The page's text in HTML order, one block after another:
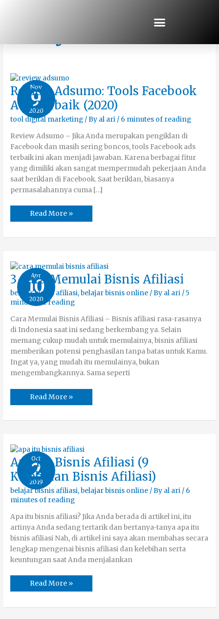
Nov
9
2020
Review Adsumo: Tools Facebook
Ads Terbaik (2020)
tool digital marketing / By al ari / 6 minutes of reading
Review Adsumo – Jika Anda merupakan pengiklan di
Facebook dan masih sering boncos, tools Facebook ads
terbaik ini akan menjadi jawaban. Karena berbagai fitur
yang dimiliki akan sangat mempermudah pekerjaan Anda
saat beriklan di Facebook. Saat beriklan, biasanya
permasalahannya cuma […]
Review
Adsumo:
Tools
Facebook
Ads
Terbaik
(2020)
Read More »
Apr
10
2020
3 Cara Memulai Bisnis Afiliasi
belajar bisnis afiliasi, belajar bisnis online/ By al ari/5
minutes of reading
Cara Memulai Bisnis Afiliasi – Bisnis afiliasi rasa-rasanya
di Indonesia saat ini sedang berkembang ya. Selain
memang cukup mudah untuk memulainya, bisnis afiliasi
memberikan potensi penghasilan tanpa batas untuk Kamu.
Ingat ya, yang mudah itu memulainya, bukan
mengembangkannya. Sama seperti
3
Cara
Memulai
Bisnis
Afiliasi
Read More »
Oct
2
2019
Apa Itu Bisnis Afiliasi (9
Kelebihan Bisnis Afiliasi)
belajar bisnis afiliasi,belajar bisnis online / By al ari / 6
minutes of reading
Apa itu bisnis afiliasi? Jika Anda berada di artikel ini, itu
artinya Anda sedang tertarik dan bertanya-tanya apa itu
bisnis afiliasi Nah, di artikel ini saya akan membahas secara
lengkap mengenai bisnis afiliasi dan kelebihan serta
keuntungan saat Anda menjalankan
Apa
Itu
Bisnis
Afiliasi
(9
Kelebihan
Bisnis
Afiliasi)
Read More »